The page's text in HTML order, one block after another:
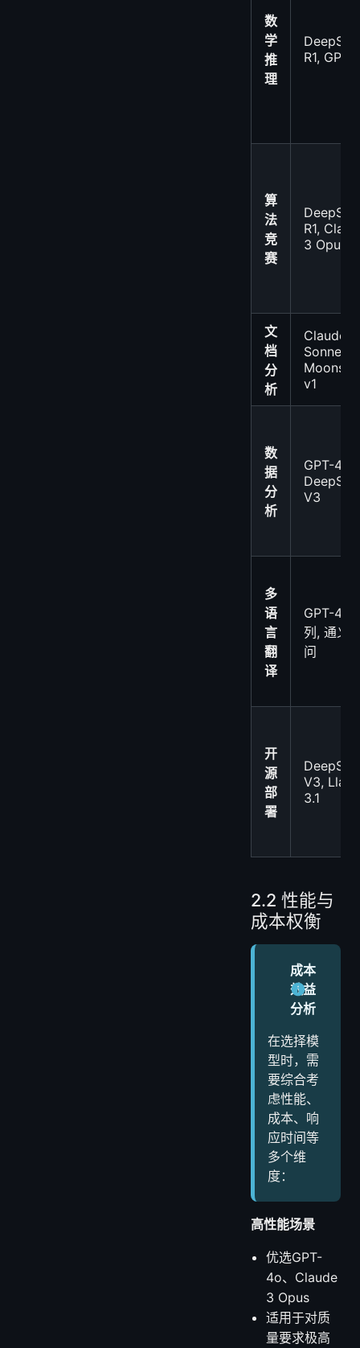
数
学
推
理
R1, GPT-
算
法
竞
赛
R1,
3 Opus
文
档
分
析
Claude 3
Sonnet,
v1
数
据
分
析
GPT-4o,
V3
多
语
言
翻
译
GPT-4 系
列, 通义
问
开
源
部
署
V3,
3.1
2.2 性能与
成本权衡
成本
效益
分析
在选择模
型时，需
要综合考
虑性能、
成本、响
应时间等
多个维
度：
高性能场景
优选GPT-
4o、Claude
3 Opus
适用于对质
量要求极高